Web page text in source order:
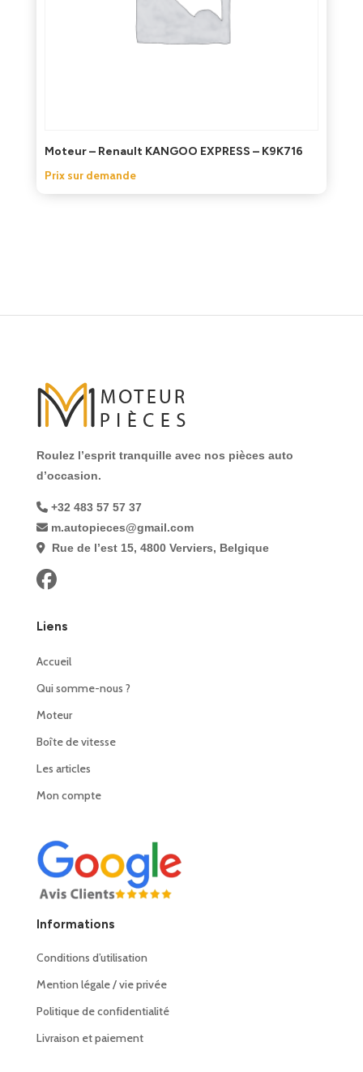
Moteur – Renault KANGOO EXPRESS – K9K716
Prix sur demande
Roulez l’esprit tranquille avec nos pièces auto
d’occasion.
+32 483 57 57 37
m.autopieces@gmail.com
Rue de l’est 15, 4800 Verviers, Belgique
Liens
Accueil
Qui somme-nous ?
Moteur
Boîte de vitesse
Les articles
Mon compte
Informations
Conditions d’utilisation
Mention légale / vie privée
Politique de confidentialité
Livraison et paiement